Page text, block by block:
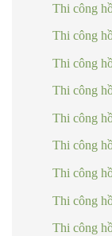
Thi công
Thi công
Thi công
Thi công
Thi công
Thi công
Thi công
Thi công
Thi công